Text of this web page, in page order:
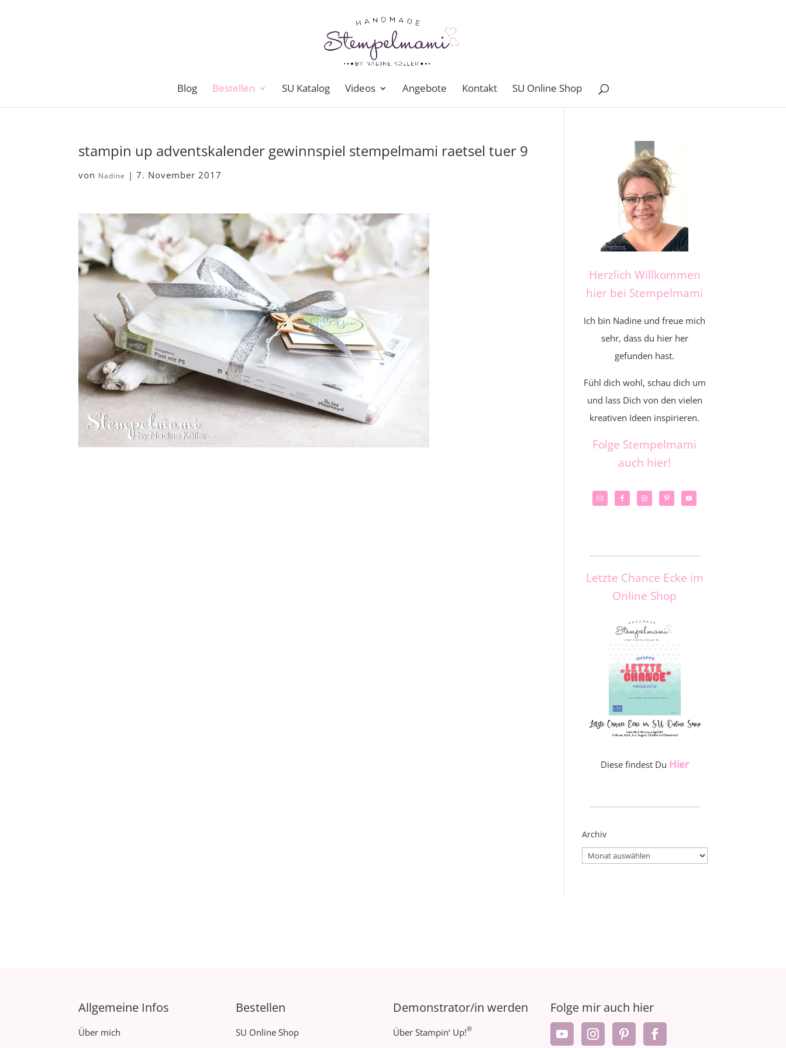
Blog Bestellen SU Katalog Videos Angebote Kontakt SU Online Shop
stampin up adventskalender gewinnspiel stempelmami raetsel tuer 9
von Nadine |7. November 2017
Herzlich Willkommen
hier bei Stempelmami
Ich bin Nadine und freue mich
sehr, dass du hier her
gefunden hast.
Fühl dich wohl, schau dich um
und lass Dich von den vielen
kreativen Ideen inspirieren.
Folge Stempelmami
auch hier!
Letzte Chance Ecke im
Online Shop
Diese findest Du Hier
Archiv
Archiv
Allgemeine Infos
Über mich
Bestellen
SU Online Shop
Demonstrator/in werden
Über Stampin‘ Up!®
Folge mir auch hier